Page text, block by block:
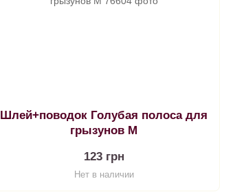
Шлей+поводок Голубая полоса для
грызунов M
123 грн
Нет в наличии